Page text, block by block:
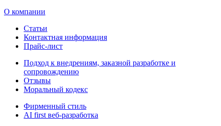
О компании
Статьи
Контактная информация
Прайс-лист
Подход к внедрениям, заказной разработке и
сопровождению
Отзывы
Моральный кодекс
Фирменный стиль
AI first веб-разработка